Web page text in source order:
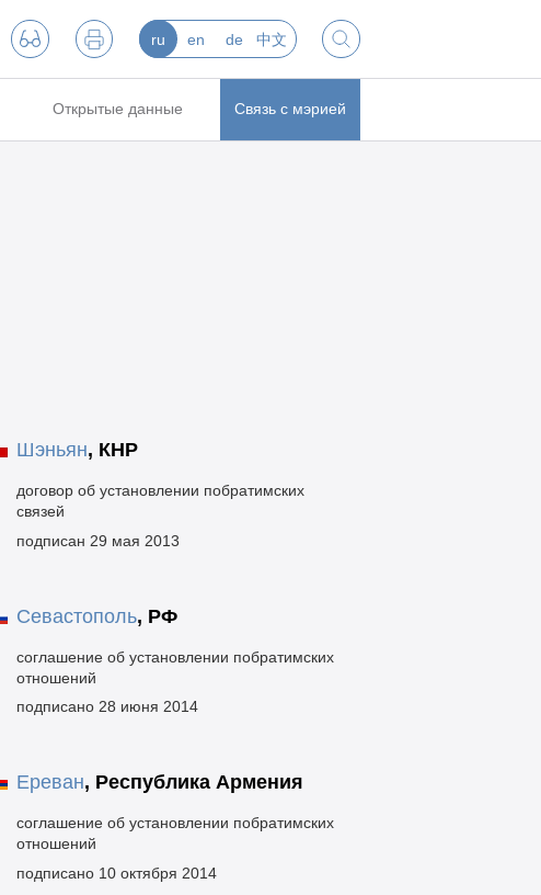
ru en de 中文
Открытые данные Связь с мэрией
Шэньян, КНР
договор об установлении побратимских
связей
подписан 29 мая 2013
Севастополь, РФ
соглашение об установлении побратимских
отношений
подписано 28 июня 2014
Ереван, Республика Армения
соглашение об установлении побратимских
отношений
подписано 10 октября 2014